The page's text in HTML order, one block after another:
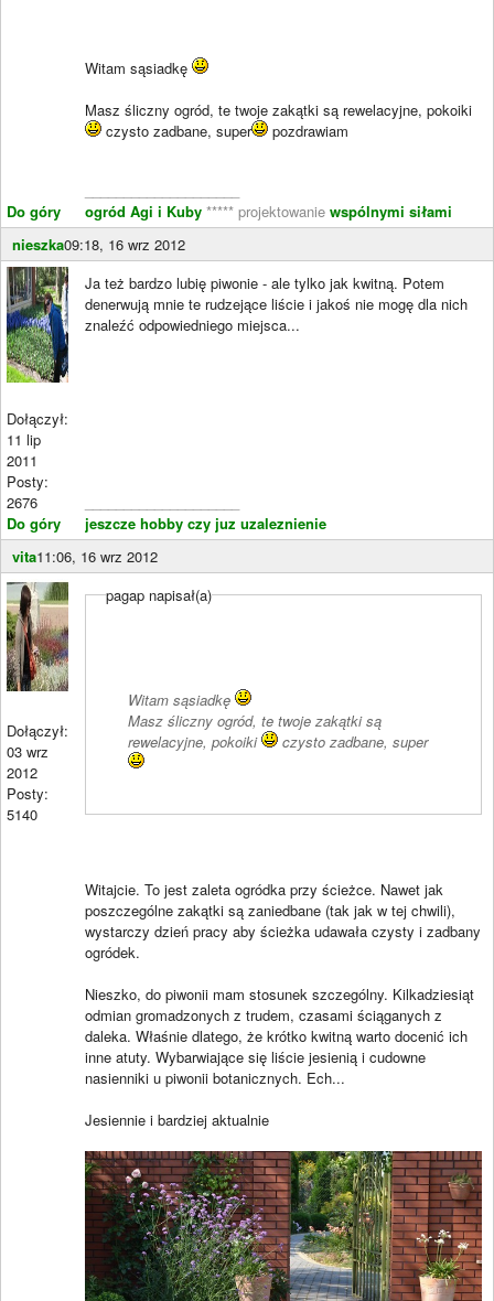
Do góry
Witam sąsiadkę
Masz śliczny ogród, te twoje zakątki są rewelacyjne, pokoiki
czysto zadbane, super
pozdrawiam
ogród Agi i Kuby ***** projektowanie wspólnymi siłami
nieszka09:18, 16 wrz 2012
Dołączył:
11 lip
2011
Posty:
2676
Do góry
Ja też bardzo lubię piwonie - ale tylko jak kwitną. Potem
denerwują mnie te rudzejące liście i jakoś nie mogę dla nich
znaleźć odpowiedniego miejsca...
jeszcze hobby czy juz uzaleznienie
vita11:06, 16 wrz 2012
Dołączył:
03 wrz
2012
Posty:
5140
pagap napisał(a)
Witam sąsiadkę
Masz śliczny ogród, te twoje zakątki są
rewelacyjne, pokoiki
czysto zadbane, super
Witajcie. To jest zaleta ogródka przy ścieżce. Nawet jak
poszczególne zakątki są zaniedbane (tak jak w tej chwili),
wystarczy dzień pracy aby ścieżka udawała czysty i zadbany
ogródek.
Nieszko, do piwonii mam stosunek szczególny. Kilkadziesiąt
odmian gromadzonych z trudem, czasami ściąganych z
daleka. Właśnie dlatego, że krótko kwitną warto docenić ich
inne atuty. Wybarwiające się liście jesienią i cudowne
nasienniki u piwonii botanicznych. Ech...
Jesiennie i bardziej aktualnie